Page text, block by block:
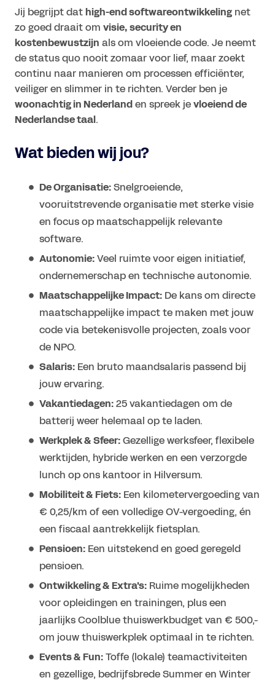
Jij begrijpt dathigh-end softwareontwikkeling net
zo goed draait om visie, security en
kostenbewustzijn als om vloeiende code. Je neemt
de status quo nooit zomaar voor lief, maar zoekt
continu naar manieren om processen efficiënter,
veiliger en slimmer in te richten. Verder ben je
woonachtig in Nederlanden spreek jevloeiend de
Nederlandse taal.
Wat bieden wij jou?
De Organisatie:Snelgroeiende,
vooruitstrevende organisatie met sterke visie
en focus op maatschappelijk relevante
software.
Autonomie:Veel ruimte voor eigen initiatief,
ondernemerschap en technische autonomie.
Maatschappelijke Impact: De kans om directe
maatschappelijke impact te maken met jouw
code via betekenisvolle projecten, zoals voor
de NPO.
Salaris: Een bruto maandsalaris passend bij
jouw ervaring.
Vakantiedagen:25 vakantiedagen om de
batterij weer helemaal op te laden.
Werkplek & Sfeer:Gezellige werksfeer, flexibele
werktijden, hybride werken en een verzorgde
lunch op ons kantoor in Hilversum.
Mobiliteit & Fiets: Een kilometervergoeding van
€ 0,25/km of een volledige OV-vergoeding, én
een fiscaal aantrekkelijk fietsplan.
Pensioen: Een uitstekend en goed geregeld
pensioen.
Ontwikkeling & Extra's: Ruime mogelijkheden
voor opleidingen en trainingen, plus een
jaarlijks Coolblue thuiswerkbudget van € 500,-
om jouw thuiswerkplek optimaal in te richten.
Events & Fun:Toffe (lokale) teamactiviteiten
en gezellige, bedrijfsbrede Summer en Winter